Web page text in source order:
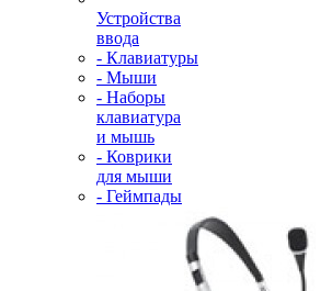
Устройства
ввода
- Клавиатуры
- Мыши
- Наборы
клавиатура
и мышь
- Коврики
для мыши
- Геймпады